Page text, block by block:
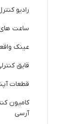
رادیو
ساعت
عینک
قایق
قطعات
کامیون
آرسی